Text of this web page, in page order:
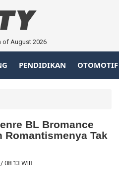
of August 2026
PENDIDIKAN OTOMOTIF
BL Bromance
Romantismenya Tak
/ 08:13 WIB